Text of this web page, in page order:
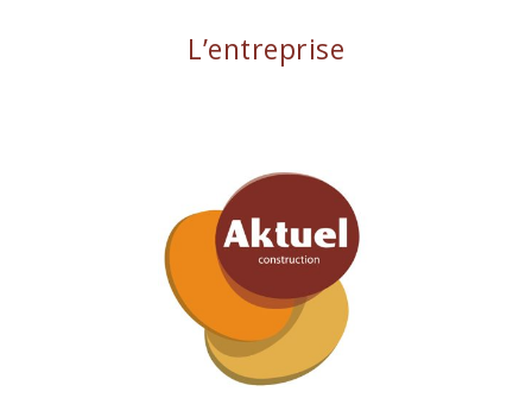
L’entreprise